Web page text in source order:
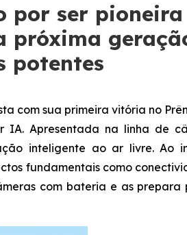
por ser pioneira
próxima
potentes
com sua primeira vitória no
Apresentada na linha de
inteligente ao ar livre. Ao
fundamentais como
com bateria e as